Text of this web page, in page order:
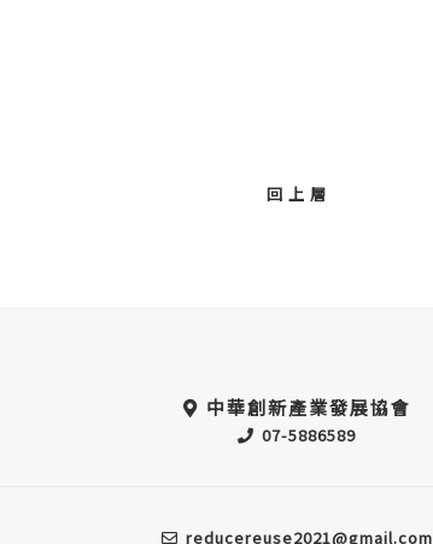
回 上 層
中華創新產業發展協會
07-5886589
reducereuse2021@gmail.com